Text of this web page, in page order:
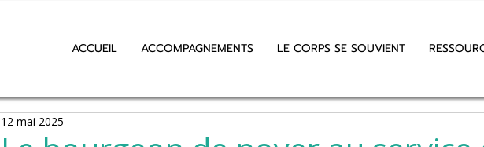
ACCUEIL ACCOMPAGNEMENTS LE CORPS SE SOUVIENT
12 mai 2025